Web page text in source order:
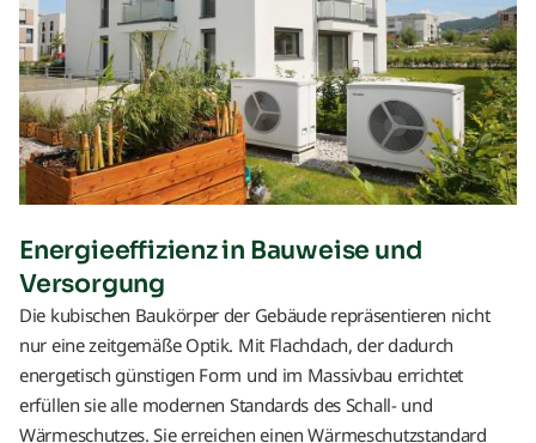
Energieeffizienz in Bauweise und
Versorgung
Die kubischen Baukörper der Gebäude repräsentieren nicht
nur eine zeitgemäße Optik. Mit Flachdach, der dadurch
energetisch günstigen Form und im Massivbau errichtet
erfüllen sie alle modernen Standards des Schall- und
Wärmeschutzes. Sie erreichen einen Wärmeschutzstandard